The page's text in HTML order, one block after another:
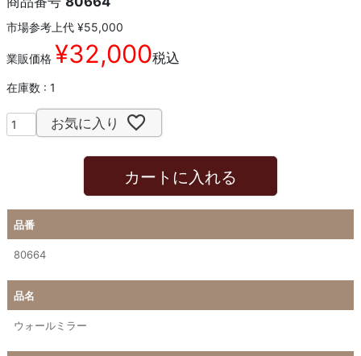
市場参考上代 ¥55,000
業販価格 ¥32,000税込
在庫数 1
お気に入り
カートに入れる
品番
80664
品名
ウォールミラー